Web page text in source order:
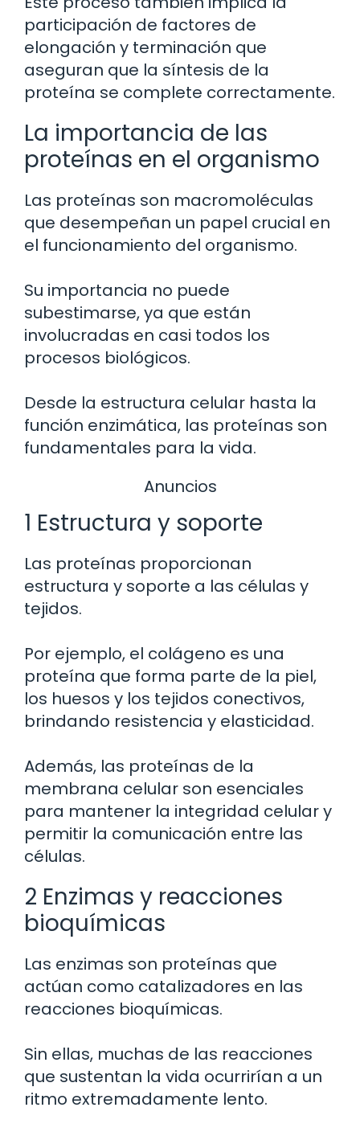
participación de factores de
elongación y terminación que
aseguran que la síntesis de la
proteína se complete correctamente.
La importancia de las
proteínas en el organismo
Las proteínas son macromoléculas
que desempeñan un papel crucial en
el funcionamiento del organismo.
Su importancia no puede
subestimarse, ya que están
involucradas en casi todos los
procesos biológicos.
Desde la estructura celular hasta la
función enzimática, las proteínas son
fundamentales para la vida.
Anuncios
1 Estructura y soporte
Las proteínas proporcionan
estructura y soporte a las células y
tejidos.
Por ejemplo, el colágeno es una
proteína que forma parte de la piel,
los huesos y los tejidos conectivos,
brindando resistencia y elasticidad.
Además, las proteínas de la
membrana celular son esenciales
para mantener la integridad celular y
permitir la comunicación entre las
células.
2 Enzimas y reacciones
bioquímicas
Las enzimas son proteínas que
actúan como catalizadores en las
reacciones bioquímicas.
Sin ellas, muchas de las reacciones
que sustentan la vida ocurrirían a un
ritmo extremadamente lento.